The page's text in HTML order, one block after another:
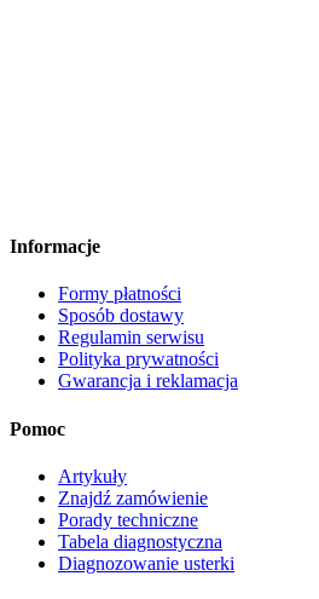
Informacje
Formy płatności
Sposób dostawy
Regulamin serwisu
Polityka prywatności
Gwarancja i reklamacja
Pomoc
Artykuły
Znajdź zamówienie
Porady techniczne
Tabela diagnostyczna
Diagnozowanie usterki